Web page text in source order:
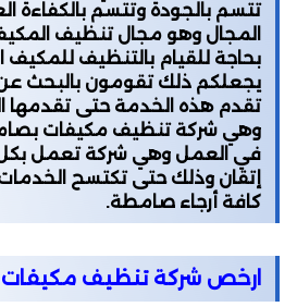
تتسم بالجودة وتتسم بالكفاءة
المجال وهو مجال تنظيف
بحاجة للقيام بالتنظيف
يجعلكم ذلك تقومون بالبحث عن
تقدم هذه الخدمة حتى تقدمها
وهي شركة تنظيف مكيفات
في العمل وهي شركة تعمل بكل
إتقان وذلك حتى تكتسح
كافة أرجاء صامطة.
ارخص شركة تنظيف